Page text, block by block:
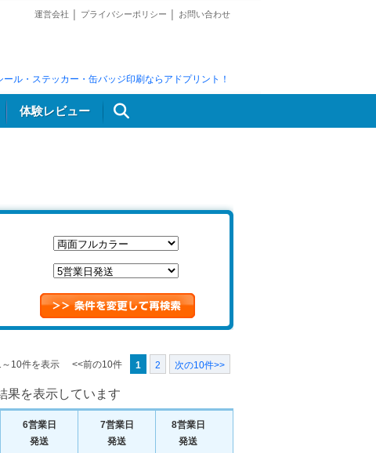
運営会社 プライバシーポリシー お問い合わせ
ール・ステッカー・缶バッジ印刷ならアドプリント！
体験レビュー
次の10件>>
2
1
<<前の10件
10件を表示
果を表示しています
6営業日
発送
7営業日
発送
8営業日
発送